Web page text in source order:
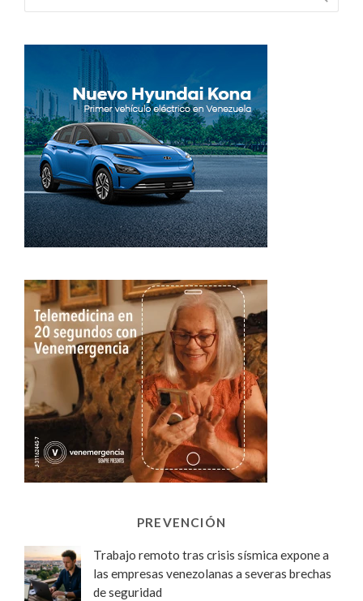
PREVENCIÓN
Trabajo remoto tras crisis sísmica expone a
las empresas venezolanas a severas brechas
de seguridad